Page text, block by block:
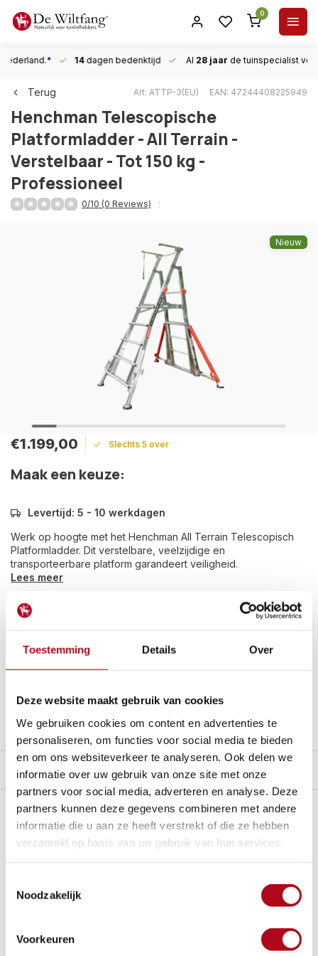
Toestemming Details Over
Deze website maakt gebruik van cookies
We gebruiken cookies om content en advertenties te
personaliseren, om functies voor social media te bieden
en om ons websiteverkeer te analyseren. Ook delen we
informatie over uw gebruik van onze site met onze
partners voor social media, adverteren en analyse. Deze
partners kunnen deze gegevens combineren met andere
informatie die u aan ze heeft verstrekt of die ze hebben
verzameld op basis van uw gebruik van hun services.
Noodzakelijk
Voorkeuren
0
14dagen bedenktijd Al 28 jaar de tuinspecialist
Terug Art: ATTP-3(EU) EAN: 47244408225949
Henchman Telescopische
Platformladder - All Terrain -
Verstelbaar - Tot 150 kg -
Professioneel
0/10 (0 Reviews)
Nieuw
€1.199,00 Slechts 5 over
Maak een keuze:
Levertijd: 5 - 10 werkdagen
Werk op hoogte met het Henchman All Terrain Telescopisch
Platformladder. Dit verstelbare, veelzijdige en
transporteerbare platform garandeert veiligheid.
Lees meer
Betaal achteraf met Riverty.
Groot transport:De verzendkosten zijn €14,95 in
Nederland en €35,- in België.
dagen bedenktijd
Nieuw: Haal je bestelling in Wilnis bij ons op!
Stel een vraag over dit product
Product video
Plus- en minpunten
Afhankelijk verstelbare poten voor elk terrein en EN131-7
variabele werkhoogtes.
Ondanks de draagbaarheid kan de robuuste constructie